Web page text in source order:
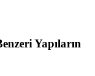
Yapıların